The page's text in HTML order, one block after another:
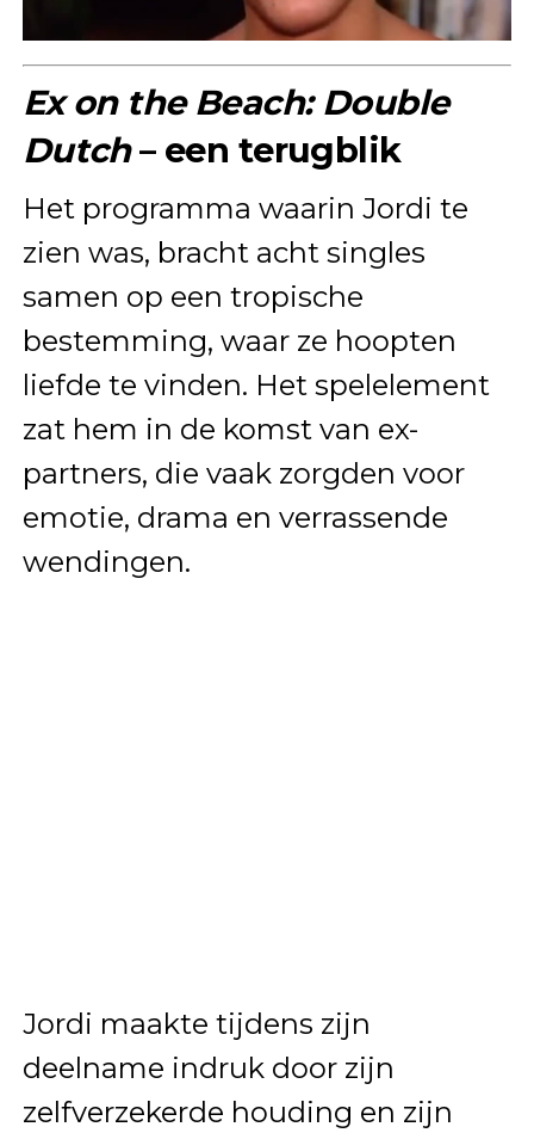
Ex on the Beach: Double
Dutch– een terugblik
Het programma waarin Jordi te
zien was, bracht acht singles
samen op een tropische
bestemming, waar ze hoopten
liefde te vinden. Het spelelement
zat hem in de komst van ex-
partners, die vaak zorgden voor
emotie, drama en verrassende
wendingen.
Jordi maakte tijdens zijn
deelname indruk door zijn
zelfverzekerde houding en zijn